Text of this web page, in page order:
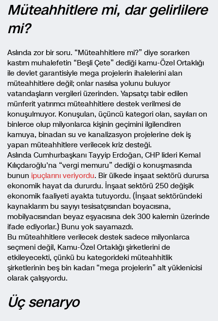
Müteahhitlere mi, dar gelirlilere
mi?
Aslında zor bir soru. “Müteahhitlere mi?” diye sorarken
kastım muhalefetin “Beşli Çete” dediği kamu-Özel Ortaklığı
ile devlet garantisiyle mega projelerin ihalelerini alan
müteahhitlere değil; onlar nasılsa yolunu buluyor
vatandaşların vergileri üzerinden. Yapsatçı tabir edilen
münferit yatırımcı müteahhitlere destek verilmesi de
konuşulmuyor. Konuşulan, üçüncü kategori olan, sayıları on
binlerce olup milyonlarca kişinin geçimini ilgilendiren
kamuya, binadan su ve kanalizasyon projelerine dek iş
yapan müteahhitlere verilecek kriz desteği.
Aslında Cumhurbaşkanı Tayyip Erdoğan, CHP lideri Kemal
Kılıçdaroğlu’na “vergi memuru” dediği o konuşmasında
bunun ipuçlarını veriyordu. Bir ülkede inşaat sektörü durursa
ekonomik hayat da dururdu. İnşaat sektörü 250 değişik
ekonomik faaliyeti ayakta tutuyordu. (İnşaat sektöründeki
kaynaklarım bu sayıyı tesisatçısından boyacısına,
mobilyacısından beyaz eşyacısına dek 300 kalemin üzerinde
ifade ediyorlar.) Bunu yok sayamazdı.
Bu müteahhitlere verilecek destek sadece milyonlarca
seçmeni değil, Kamu-Özel Ortaklığı şirketlerini de
etkileyecekti, çünkü bu kategorideki müteahhitlik
şirketlerinin beş bin kadarı “mega projelerin” alt yüklenicisi
olarak çalışıyordu.
Üç senaryo